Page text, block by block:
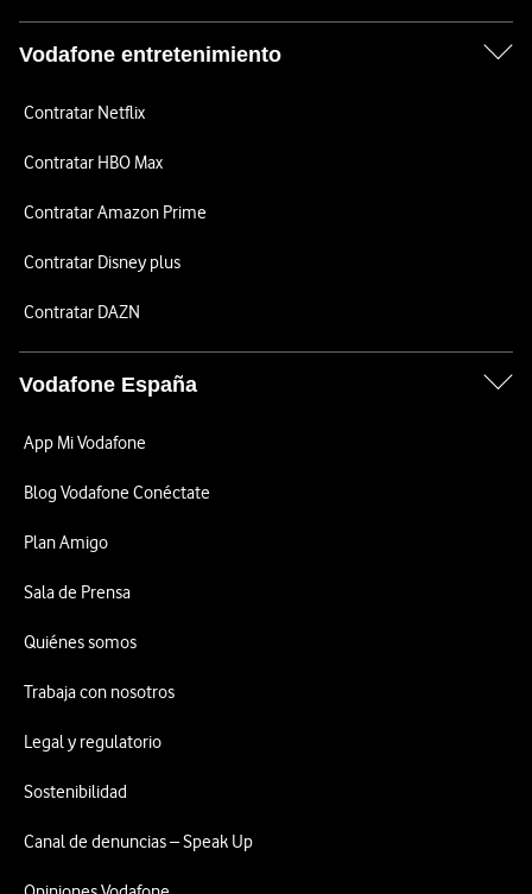
Vodafone entretenimiento
Contratar Netflix
Contratar HBO Max
Contratar Amazon Prime
Contratar Disney plus
Contratar DAZN
Vodafone España
App Mi Vodafone
Blog Vodafone Conéctate
Plan Amigo
Sala de Prensa
Quiénes somos
Trabaja con nosotros
Legal y regulatorio
Sostenibilidad
Canal de denuncias – Speak Up